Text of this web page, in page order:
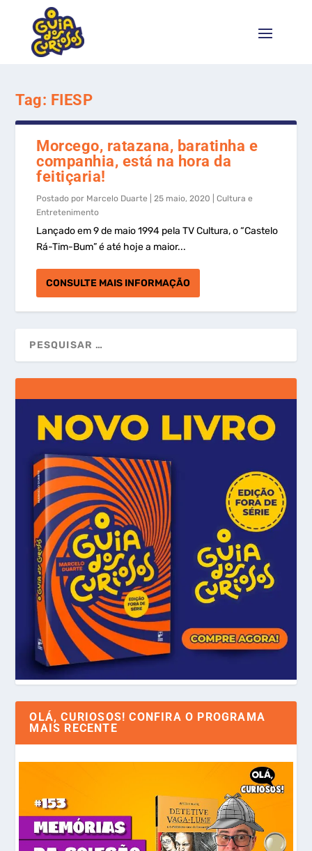
Tag: FIESP
Morcego, ratazana, baratinha e
companhia, está na hora da
feitiçaria!
Postado por Marcelo Duarte |25 maio, 2020 |Cultura e
Entretenimento
Lançado em 9 de maio 1994 pela TV Cultura, o “Castelo
Rá-Tim-Bum” é até hoje a maior...
CONSULTE MAIS INFORMAÇÃO
OLÁ, CURIOSOS! CONFIRA O PROGRAMA
MAIS RECENTE